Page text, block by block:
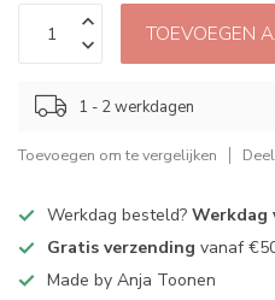
TOEVOEGEN
1 - 2 werkdagen
Toevoegen om te vergelijken
Werkdag besteld? Werkdag
Gratis verzending vanaf
Made by Anja Toonen